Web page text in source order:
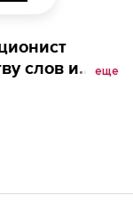
слов и
еще